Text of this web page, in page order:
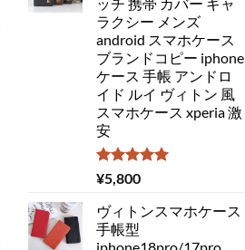
ラクシー メンズ
android スマホケース
ブランドコピー iphone
ケース 手帳 アンドロ
イド ルイ ヴィトン 風
スマホケース xperia 激
安
5段階中
5.00
¥5,800
ヴィトンスマホケース
手帳型